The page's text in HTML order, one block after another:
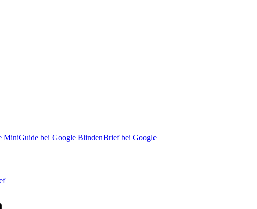
MiniGuide bei Google BlindenBrief bei Google